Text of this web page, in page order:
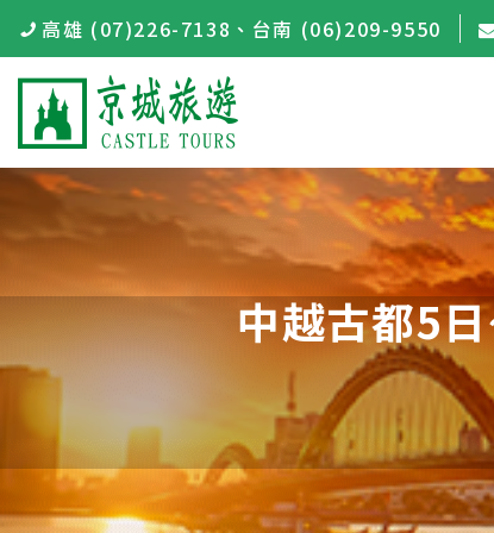
高雄 (07)226-7138 、 台南 (06)209-9550
中越古都5